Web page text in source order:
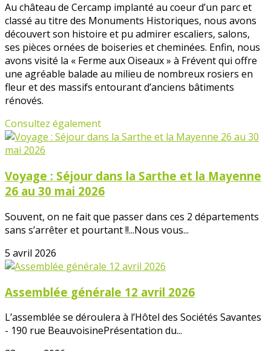
Au château de Cercamp implanté au coeur d’un parc et
classé au titre des Monuments Historiques, nous avons
découvert son histoire et pu admirer escaliers, salons,
ses pièces ornées de boiseries et cheminées. Enfin, nous
avons visité la « Ferme aux Oiseaux » à Frévent qui offre
une agréable balade au milieu de nombreux rosiers en
fleur et des massifs entourant d’anciens bâtiments
rénovés.
Consultez également
Voyage : Séjour dans la Sarthe et la Mayenne
26 au 30 mai 2026
Souvent, on ne fait que passer dans ces 2 départements
sans s’arrêter et pourtant !!...Nous vous...
5 avril 2026
Assemblée générale 12 avril 2026
L’assemblée se déroulera à l’Hôtel des Sociétés Savantes
- 190 rue BeauvoisinePrésentation du...